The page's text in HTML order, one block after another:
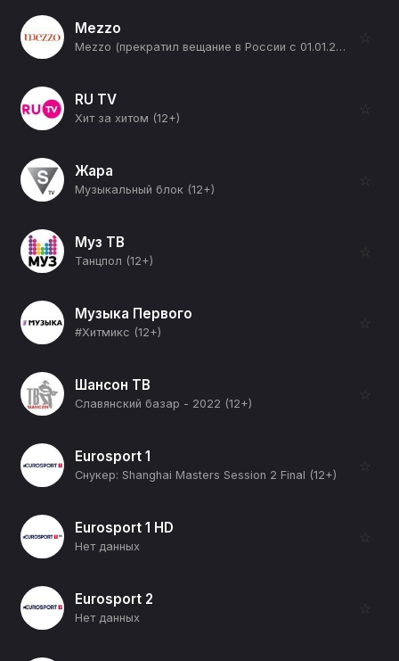
Mezzo
Mezzo (прекратил вещание в России с 01.01.2026) (12+)
☆
RU TV
Хит за хитом (12+)
☆
Жара
Музыкальный блок (12+)
☆
Муз ТВ
Танцпол (12+)
☆
Музыка Первого
#Хитмикс (12+)
☆
Шансон ТВ
Славянский базар - 2022 (12+)
☆
Eurosport 1
Снукер: Shanghai Masters Session 2 Final (12+)
☆
Eurosport 1 HD
Нет данных
☆
Eurosport 2
Нет данных
☆